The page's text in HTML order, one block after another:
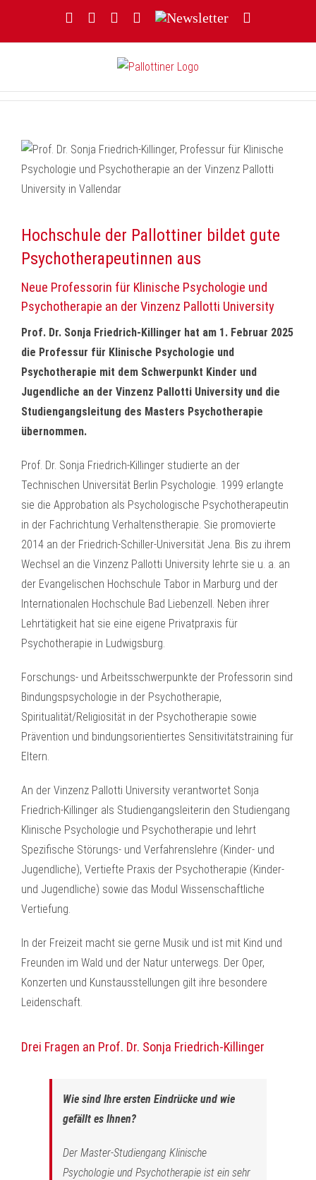
FacebookYouTubeInstagram
Threads
Newsletter
Hochschule der Pallottiner bildet gute
Psychotherapeutinnen aus
Neue Professorin für Klinische Psychologie und
Psychotherapie an der Vinzenz Pallotti University
Prof. Dr. Sonja Friedrich-Killinger hat am 1. Februar 2025
die Professur für Klinische Psychologie und
Psychotherapie mit dem Schwerpunkt Kinder und
Jugendliche an der Vinzenz Pallotti University und die
Studiengangsleitung des Masters Psychotherapie
übernommen.
Prof. Dr. Sonja Friedrich-Killinger studierte an der
Technischen Universität Berlin Psychologie. 1999 erlangte
sie die Approbation als Psychologische Psychotherapeutin
in der Fachrichtung Verhaltenstherapie. Sie promovierte
2014 an der Friedrich-Schiller-Universität Jena. Bis zu ihrem
Wechsel an die Vinzenz Pallotti University lehrte sie u. a. an
der Evangelischen Hochschule Tabor in Marburg und der
Internationalen Hochschule Bad Liebenzell. Neben ihrer
Lehrtätigkeit hat sie eine eigene Privatpraxis für
Psychotherapie in Ludwigsburg.
Forschungs- und Arbeitsschwerpunkte der Professorin sind
Bindungspsychologie in der Psychotherapie,
Spiritualität/Religiosität in der Psychotherapie sowie
Prävention und bindungsorientiertes Sensitivitätstraining für
Eltern.
An der Vinzenz Pallotti University verantwortet Sonja
Friedrich-Killinger als Studiengangsleiterin den Studiengang
Klinische Psychologie und Psychotherapie und lehrt
Spezifische Störungs- und Verfahrenslehre (Kinder- und
Jugendliche), Vertiefte Praxis der Psychotherapie (Kinder-
und Jugendliche) sowie das Modul Wissenschaftliche
Vertiefung.
In der Freizeit macht sie gerne Musik und ist mit Kind und
Freunden im Wald und der Natur unterwegs. Der Oper,
Konzerten und Kunstausstellungen gilt ihre besondere
Leidenschaft.
Drei Fragen an Prof. Dr. Sonja Friedrich-Killinger
Wie sind Ihre ersten Eindrücke und wie
gefällt es Ihnen?
Der Master-Studiengang Klinische
Psychologie und Psychotherapie ist ein sehr